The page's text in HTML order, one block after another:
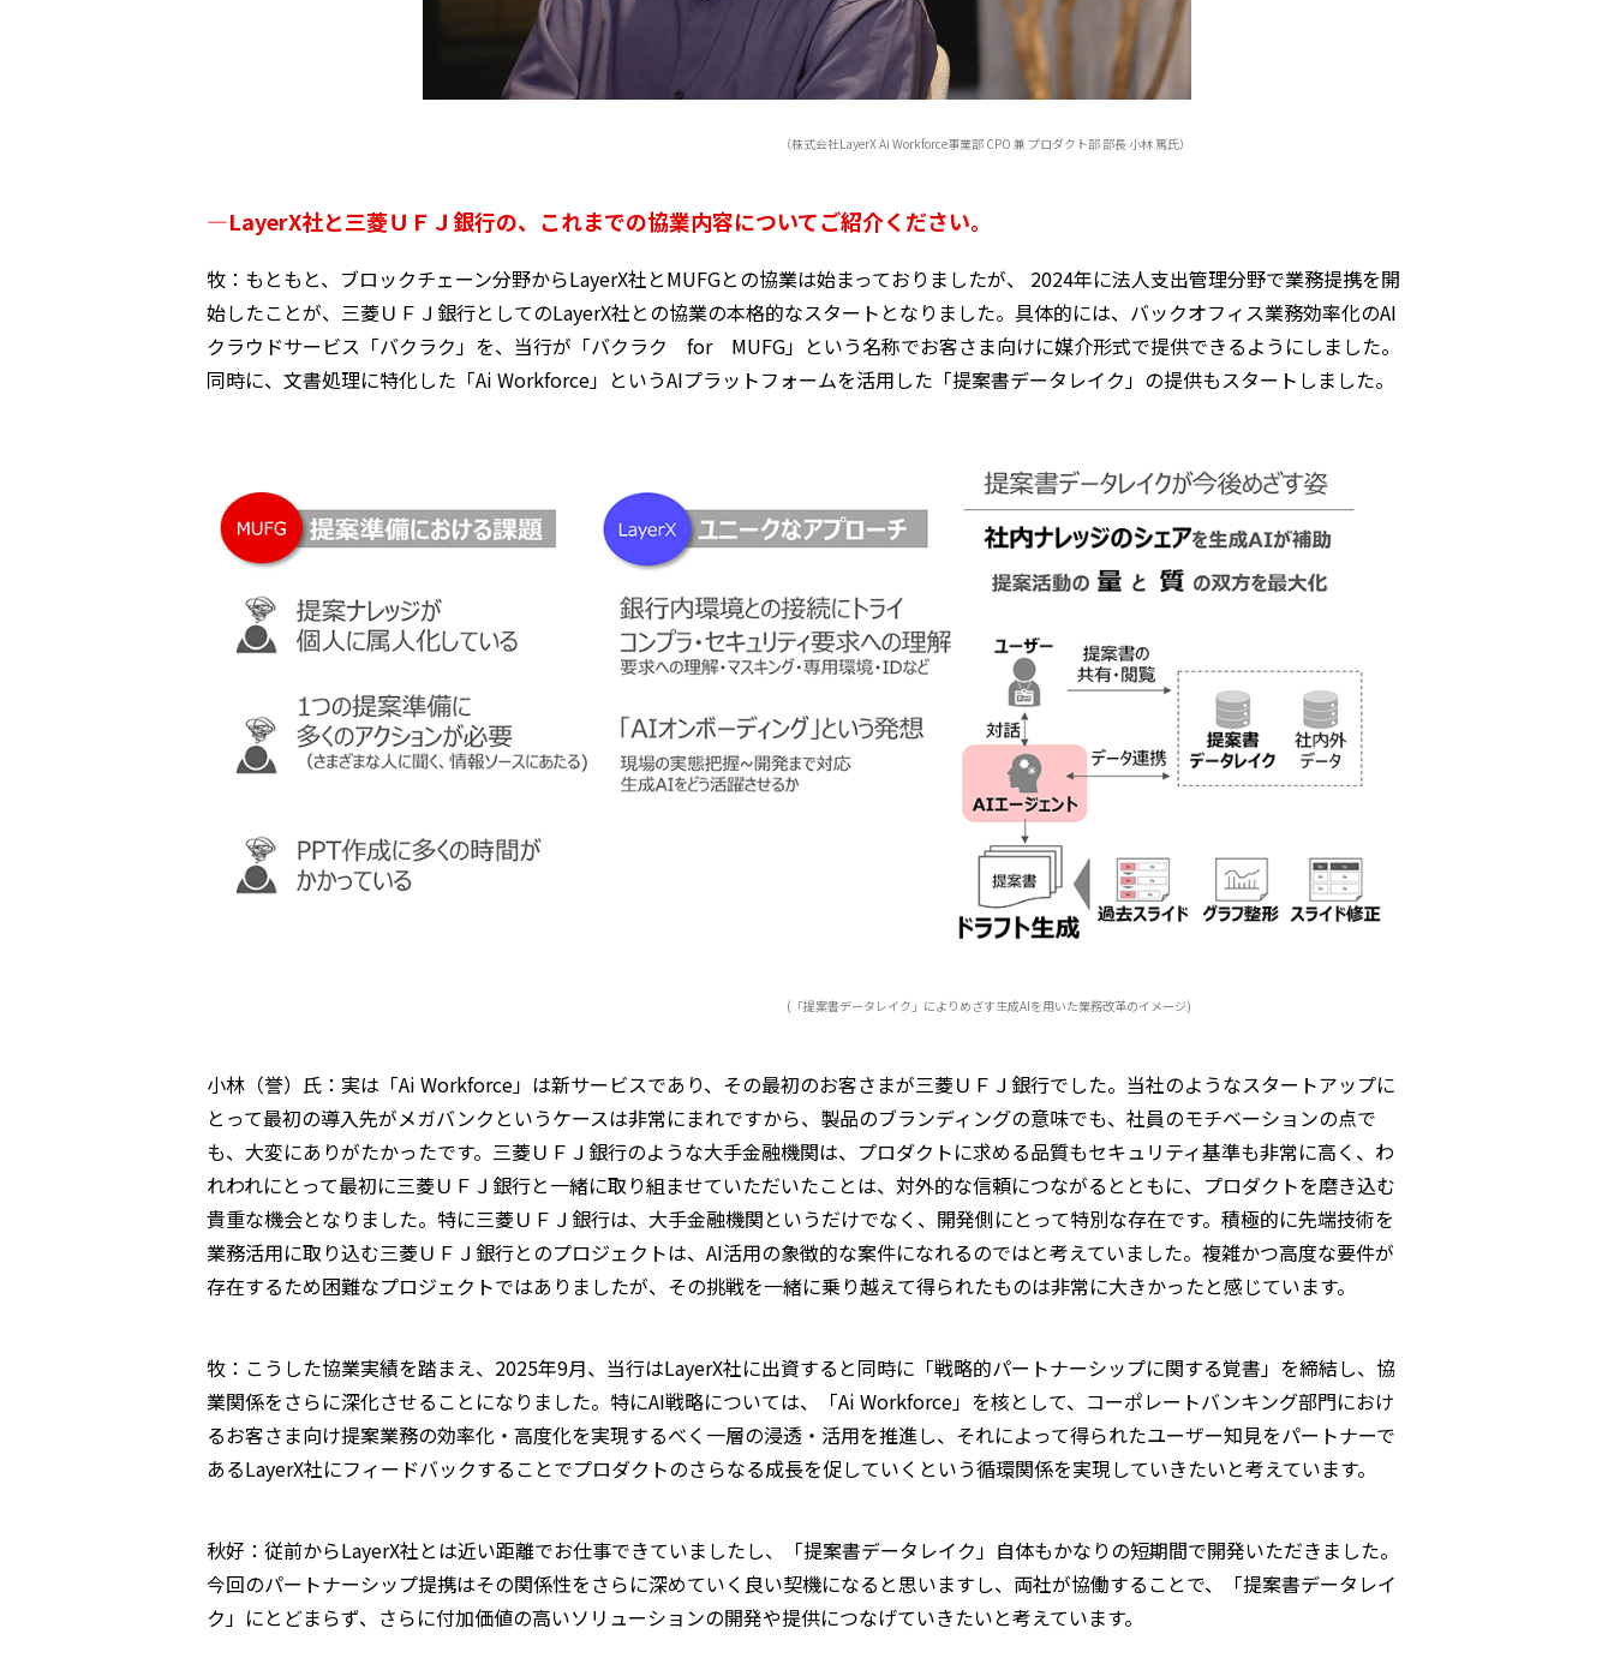
（株式会社LayerX Ai Workforce事業部 CPO 兼 プロダクト部 部長 小林 篤氏）
—LayerX社と三菱ＵＦＪ銀行の、これまでの協業内容についてご紹介ください。
牧：もともと、ブロックチェーン分野からLayerX社とMUFGとの協業は始まっておりましたが、 2024年に法人支出管理分野で業務提携を開
始したことが、三菱ＵＦＪ銀行としてのLayerX社との協業の本格的なスタートとなりました。具体的には、バックオフィス業務効率化のAI
クラウドサービス「バクラク」を、当行が「バクラク for MUFG」という名称でお客さま向けに媒介形式で提供できるようにしました。
同時に、文書処理に特化した「Ai Workforce」というAIプラットフォームを活用した「提案書データレイク」の提供もスタートしました。
(「提案書データレイク」によりめざす生成AIを用いた業務改革のイメージ)
小林（誉）氏：実は「Ai Workforce」は新サービスであり、その最初のお客さまが三菱ＵＦＪ銀行でした。当社のようなスタートアップに
とって最初の導入先がメガバンクというケースは非常にまれですから、製品のブランディングの意味でも、社員のモチベーションの点で
も、大変にありがたかったです。三菱ＵＦＪ銀行のような大手金融機関は、プロダクトに求める品質もセキュリティ基準も非常に高く、わ
れわれにとって最初に三菱ＵＦＪ銀行と一緒に取り組ませていただいたことは、対外的な信頼につながるとともに、プロダクトを磨き込む
貴重な機会となりました。特に三菱ＵＦＪ銀行は、大手金融機関というだけでなく、開発側にとって特別な存在です。積極的に先端技術を
業務活用に取り込む三菱ＵＦＪ銀行とのプロジェクトは、AI活用の象徴的な案件になれるのではと考えていました。複雑かつ高度な要件が
存在するため困難なプロジェクトではありましたが、その挑戦を一緒に乗り越えて得られたものは非常に大きかったと感じています。
牧：こうした協業実績を踏まえ、2025年9月、当行はLayerX社に出資すると同時に「戦略的パートナーシップに関する覚書」を締結し、協
業関係をさらに深化させることになりました。特にAI戦略については、「Ai Workforce」を核として、コーポレートバンキング部門におけ
るお客さま向け提案業務の効率化・高度化を実現するべく一層の浸透・活用を推進し、それによって得られたユーザー知見をパートナーで
あるLayerX社にフィードバックすることでプロダクトのさらなる成長を促していくという循環関係を実現していきたいと考えています。
秋好：従前からLayerX社とは近い距離でお仕事できていましたし、「提案書データレイク」自体もかなりの短期間で開発いただきました。
今回のパートナーシップ提携はその関係性をさらに深めていく良い契機になると思いますし、両社が協働することで、「提案書データレイ
ク」にとどまらず、さらに付加価値の高いソリューションの開発や提供につなげていきたいと考えています。